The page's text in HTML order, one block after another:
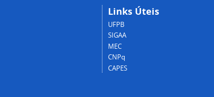
Links Úteis
UFPB
SIGAA
MEC
CNPq
CAPES